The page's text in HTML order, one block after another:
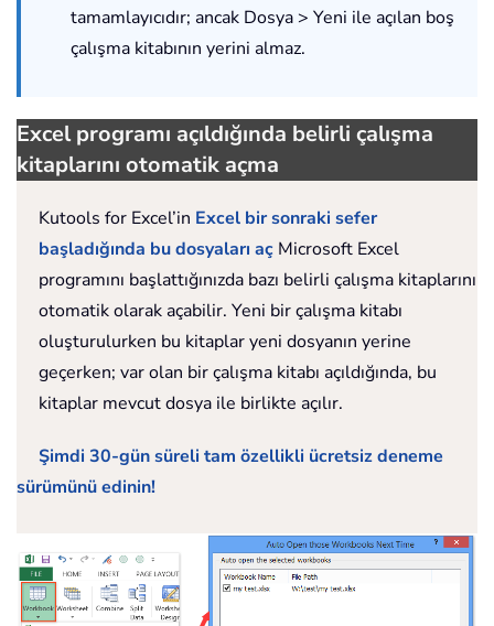
tamamlayıcıdır; ancak Dosya > Yeni ile açılan boş
çalışma kitabının yerini almaz.
Excel programı açıldığında belirli çalışma
kitaplarını otomatik açma
Kutools for Excel’in Excel bir sonraki sefer
başladığında bu dosyaları aç Microsoft Excel
programını başlattığınızda bazı belirli çalışma kitaplarını
otomatik olarak açabilir. Yeni bir çalışma kitabı
oluşturulurken bu kitaplar yeni dosyanın yerine
geçerken; var olan bir çalışma kitabı açıldığında, bu
kitaplar mevcut dosya ile birlikte açılır.
Şimdi 30-gün süreli tam özellikli ücretsiz deneme
sürümünü edinin!